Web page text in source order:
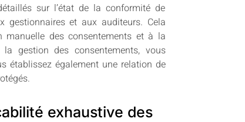
sur l’état de la conformité de
gestionnaires et aux auditeurs. Cela
des consentements et à la
gestion des consentements, vous
établissez également une relation de
exhaustive des